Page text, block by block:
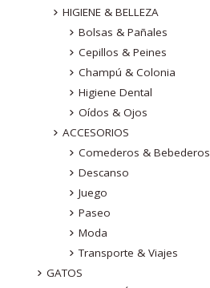
HIGIENE & BELLEZA
Bolsas & Pañales
Cepillos & Peines
Champú & Colonia
Higiene Dental
Oídos & Ojos
ACCESORIOS
Comederos & Bebederos
Descanso
Juego
Paseo
Moda
Transporte & Viajes
GATOS